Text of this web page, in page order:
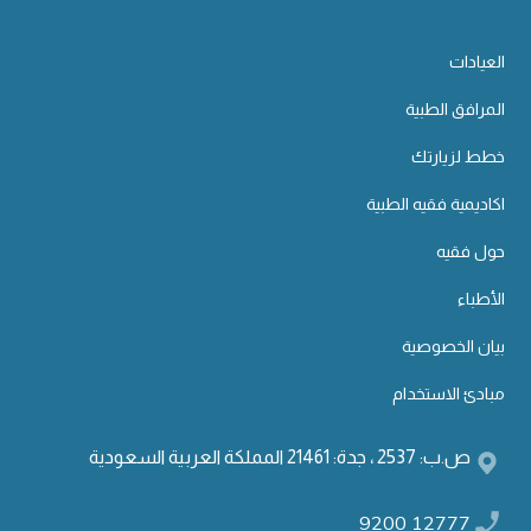
العيادات
المرافق الطبية
خطط لزيارتك
اكاديمية فقيه الطبية
حول فقيه
الأطباء
بيان الخصوصية
مبادئ الاستخدام
ص.ب: 2537 ، جدة: 21461 المملكة العربية السعودية
9200 12777